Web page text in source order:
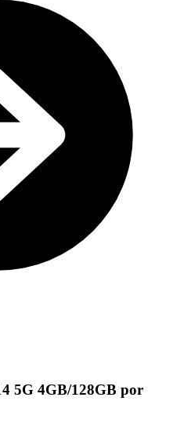
5G 4GB/128GB por